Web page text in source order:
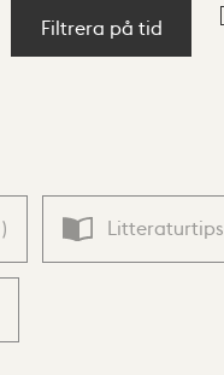
Filtrera på tid
) Litteraturtips